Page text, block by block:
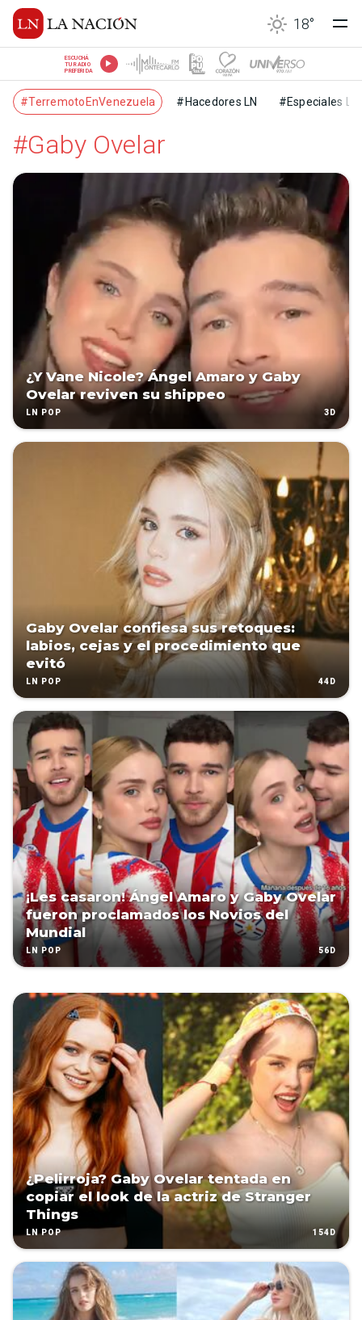
18°
ESCUCHÁ
TU RADIO
PREFERIDA
#TerremotoEnVenezuela #Hacedores LN #Especiales LN
#Gaby Ovelar
¿Y Vane Nicole? Ángel Amaro y Gaby
Ovelar reviven su shippeo
LN POP 3D
Gaby Ovelar confiesa sus retoques:
labios, cejas y el procedimiento que
evitó
LN POP 44D
¡Les casaron! Ángel Amaro y Gaby Ovelar
fueron proclamados los Novios del
Mundial
LN POP 56D
¿Pelirroja? Gaby Ovelar tentada en
copiar el look de la actriz de Stranger
Things
LN POP 154D